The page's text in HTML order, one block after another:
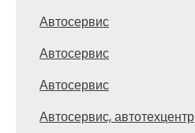
Автосервис
Автосервис
Автосервис
Автосервис, автотехцентр